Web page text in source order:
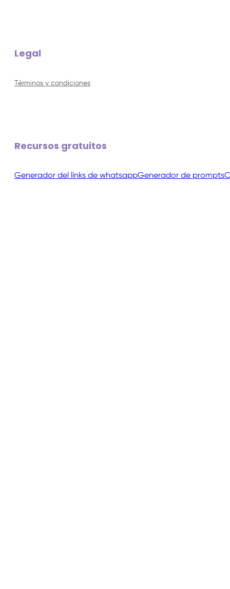
Legal
Términos y condiciones
Recursos gratuitos
Generador del links de whatsappGenerador de prompts